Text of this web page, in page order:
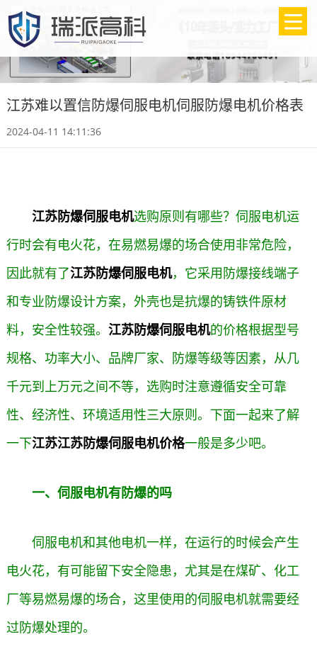
江苏难以置信防爆伺服电机伺服防爆电机价格表
2024-04-11 14:11:36
江苏防爆伺服电机选购原则有哪些？伺服电机运
行时会有电火花，在易燃易爆的场合使用非常危险，
因此就有了江苏防爆伺服电机，它采用防爆接线端子
和专业防爆设计方案，外壳也是抗爆的铸铁件原材
料，安全性较强。 江苏防爆伺服电机的价格根据型号
规格、功率大小、品牌厂家、防爆等级等因素，从几
千元到上万元之间不等，选购时注意遵循安全可靠
性、经济性、环境适用性三大原则。下面一起来了解
一下江苏江苏防爆伺服电机价格一般是多少吧。
一、伺服电机有防爆的吗
伺服电机和其他电机一样，在运行的时候会产生
电火花，有可能留下安全隐患，尤其是在煤矿、化工
厂等易燃易爆的场合，这里使用的伺服电机就需要经
过防爆处理的。